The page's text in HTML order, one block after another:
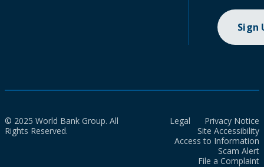
Sign
© 2025 World Bank Group. All
Rights Reserved.
Legal
Privacy Notice
Site Accessibility
Access to Information
Scam Alert
File a Complaint